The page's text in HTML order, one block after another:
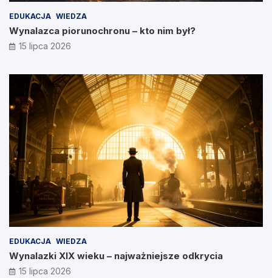
EDUKACJA WIEDZA
Wynalazca piorunochronu – kto nim był?
15 lipca 2026
EDUKACJA WIEDZA
Wynalazki XIX wieku – najważniejsze odkrycia
15 lipca 2026